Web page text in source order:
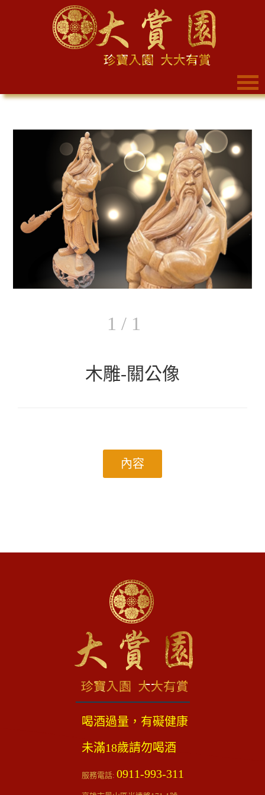
1 / 1
木雕-關公像
內容
喝酒過量，有礙健康
未滿18歲請勿喝酒
服務電話: 0911-993-311